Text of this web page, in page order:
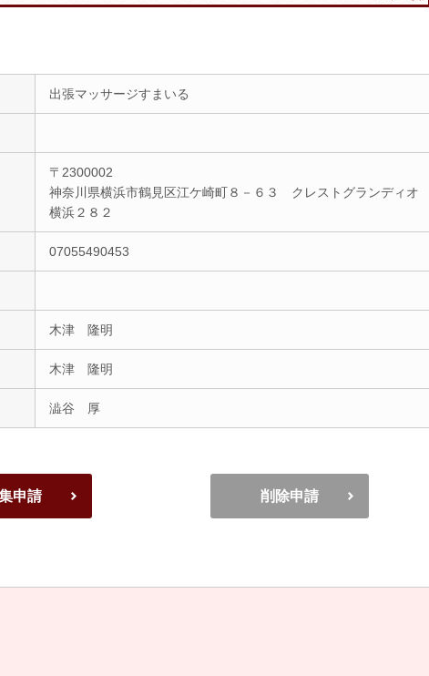
出張マッサージすまいる
〒2300002
神奈川県横浜市鶴見区江ケ崎町８－６３ クレストグランディオ
横浜２８２
07055490453
木津 隆明
木津 隆明
澁谷 厚
申請 削除申請